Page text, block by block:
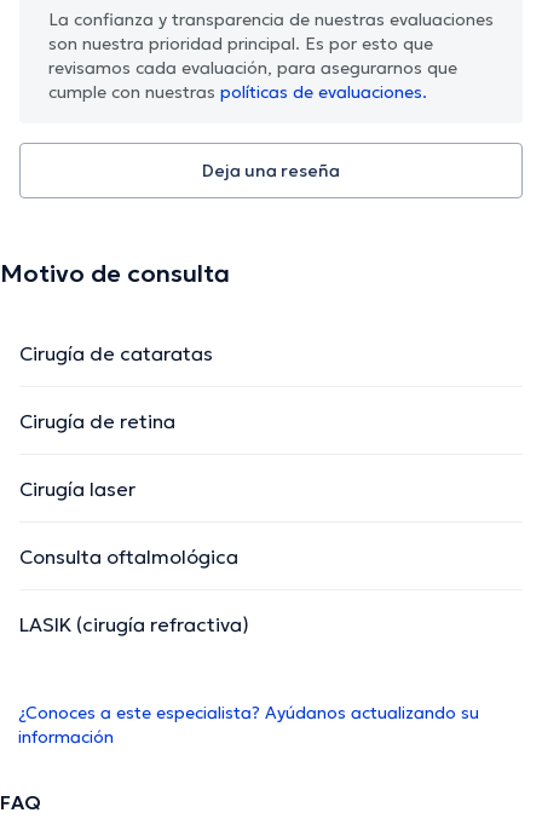
La confianza y transparencia de nuestras evaluaciones
son nuestra prioridad principal. Es por esto que
revisamos cada evaluación, para asegurarnos que
cumple con nuestras políticas de evaluaciones.
Deja una reseña
Motivo de consulta
Cirugía de cataratas
Cirugía de retina
Cirugía laser
Consulta oftalmológica
LASIK (cirugía refractiva)
¿Conoces a este especialista? Ayúdanos actualizando su
información
FAQ